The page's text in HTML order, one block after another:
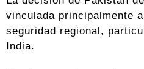
vinculada principalmente
seguridad regional,
India.